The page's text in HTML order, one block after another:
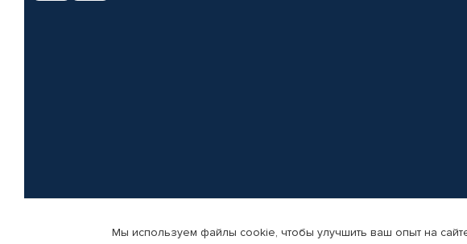
© КАМАЗ ЦЕНТР ДОНЕЦК, 2015-2026. Все права защищены. Интернет-магазин
Мы используем файлы cookie, чтобы улучшить ваш опыт на